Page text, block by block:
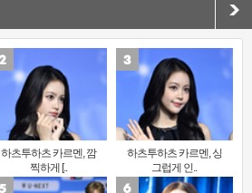
하츠투하츠 카르멘, 깜
찍하게 [..
하츠투하츠 카르멘, 싱
그럽게 인..